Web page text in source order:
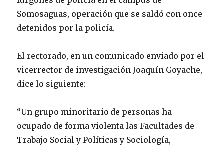
Somosaguas, operación que se saldó con once
detenidos por la policía.
El rectorado, en un comunicado enviado por el
vicerrector de investigación Joaquín Goyache,
dice lo siguiente:
“Un grupo minoritario de personas ha
ocupado de forma violenta las Facultades de
Trabajo Social y Políticas y Sociología,